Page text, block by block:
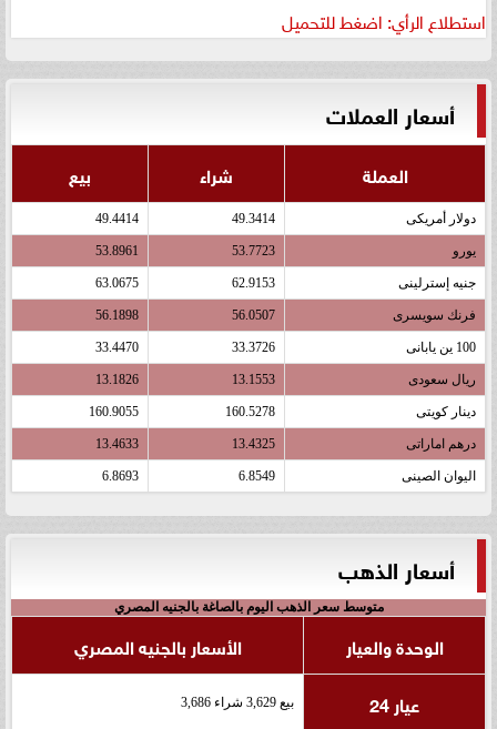
استطلاع الرأي: اضغط للتحميل
أسعار العملات
العملة شراء بيع
دولار أمريكى 49.3414
49.4414
يورو 53.7723
53.8961
جنيه إسترلينى 62.9153
63.0675
فرنك سويسرى 56.0507
56.1898
100 ين يابانى 33.3726
33.4470
ريال سعودى 13.1553
13.1826
دينار كويتى 160.5278
160.9055
درهم اماراتى 13.4325
13.4633
اليوان الصينى 6.8549
6.8693
أسعار الذهب
متوسط سعر الذهب اليوم بالصاغة بالجنيه المصري
الوحدة والعيار
الأسعار بالجنيه المصري
عيار 24
بيع 3,629 شراء 3,686